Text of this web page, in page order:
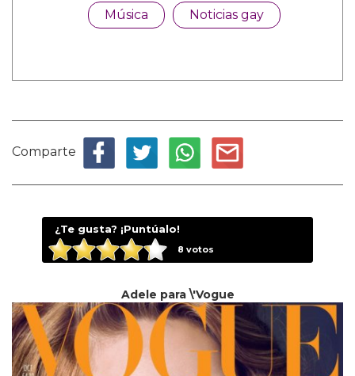
Música Noticias gay
Comparte
¿Te gusta? ¡Puntúalo!
8 votos
Adele para \'Vogue